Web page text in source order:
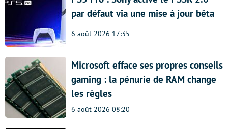
par défaut via une mise à jour bêta
6 août 2026 17:35
Microsoft efface ses propres conseils
gaming : la pénurie de RAM change
les règles
6 août 2026 08:20